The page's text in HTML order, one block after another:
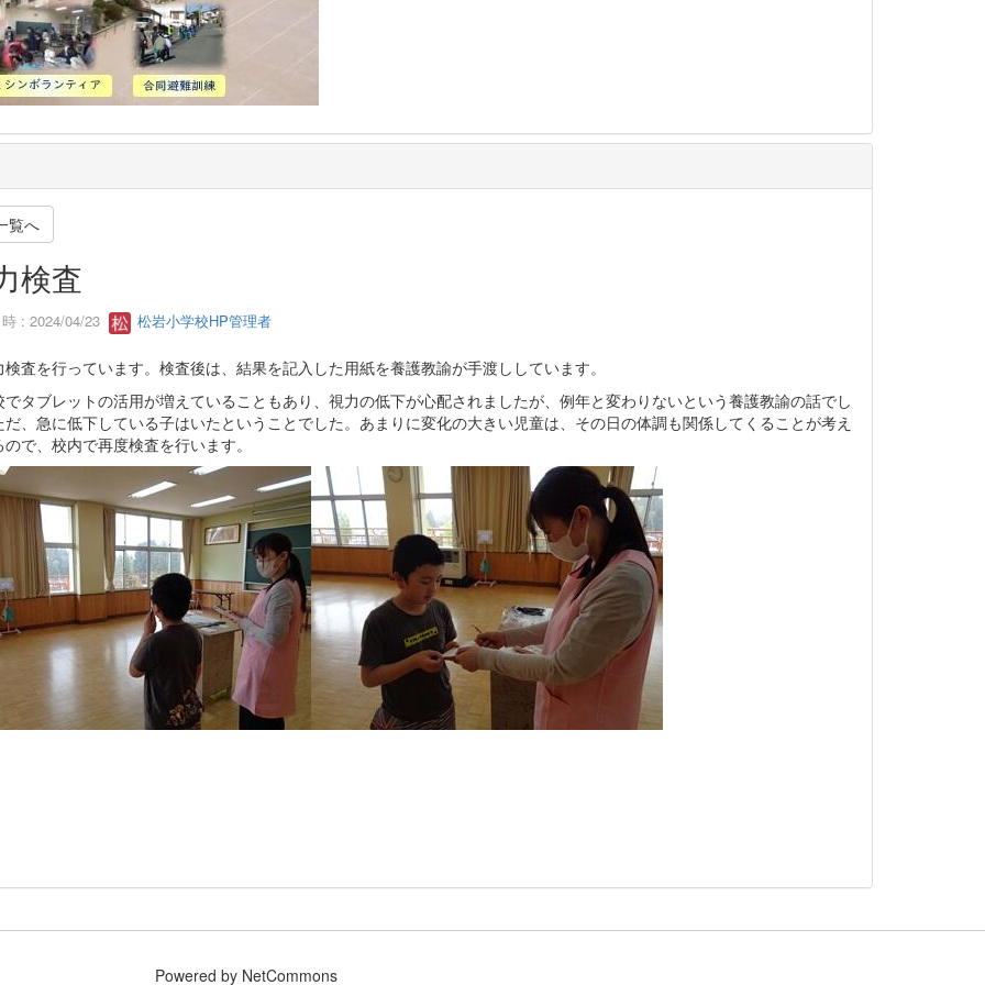
覧へ
検査
: 2024/04/23 松岩小学校HP管理者
査を行っています。検査後は、結果を記入した用紙を養護教諭が手渡ししています。
でタブレットの活用が増えていることもあり、視力の低下が心配されましたが、例年と変わりないという養護教諭の話でし
だ、急に低下している子はいたということでした。あまりに変化の大きい児童は、その日の体調も関係してくることが考え
で、校内で再度検査を行います。
Powered by NetCommons